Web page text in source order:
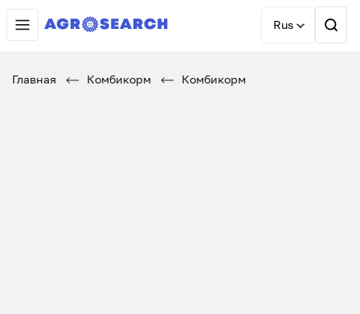
Rus
Главная Комбикорм Комбикорм